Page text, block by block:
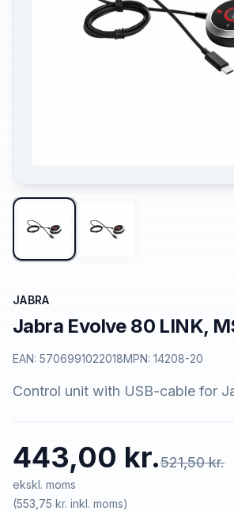
JABRA
Jabra Evolve 80 LINK,
EAN: 5706991022018MPN: 14208-20
Control unit with USB-cable for
443,00 kr.521,50 kr.
ekskl. moms
(553,75 kr. inkl. moms)